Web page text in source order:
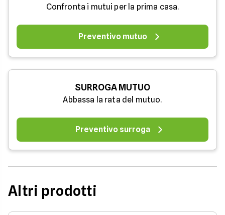
Confronta i mutui per la prima casa.
Preventivo mutuo
SURROGA MUTUO
Abbassa la rata del mutuo.
Preventivo surroga
Altri prodotti